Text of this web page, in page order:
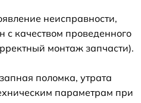
неисправности,
качеством проведенного
монтаж запчасти).
поломка, утрата
параметрам при